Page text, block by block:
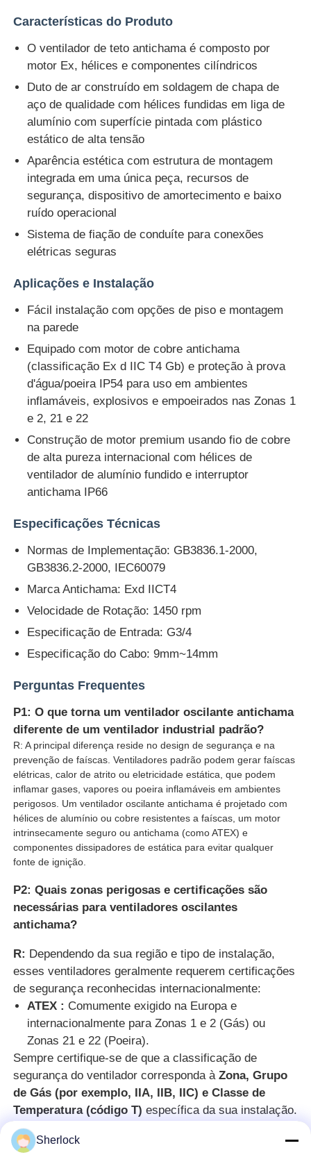
Características do Produto
O ventilador de teto antichama é composto por
motor Ex, hélices e componentes cilíndricos
Duto de ar construído em soldagem de chapa de
aço de qualidade com hélices fundidas em liga de
alumínio com superfície pintada com plástico
estático de alta tensão
Aparência estética com estrutura de montagem
integrada em uma única peça, recursos de
segurança, dispositivo de amortecimento e baixo
ruído operacional
Sistema de fiação de conduíte para conexões
elétricas seguras
Aplicações e Instalação
Fácil instalação com opções de piso e montagem
na parede
Equipado com motor de cobre antichama
(classificação Ex d IIC T4 Gb) e proteção à prova
d'água/poeira IP54 para uso em ambientes
inflamáveis, explosivos e empoeirados nas Zonas 1
e 2, 21 e 22
Construção de motor premium usando fio de cobre
de alta pureza internacional com hélices de
ventilador de alumínio fundido e interruptor
antichama IP66
Especificações Técnicas
Normas de Implementação: GB3836.1-2000,
GB3836.2-2000, IEC60079
Marca Antichama: Exd IICT4
Velocidade de Rotação: 1450 rpm
Especificação de Entrada: G3/4
Especificação do Cabo: 9mm~14mm
Perguntas Frequentes
P1: O que torna um ventilador oscilante antichama
diferente de um ventilador industrial padrão?
R: A principal diferença reside no design de segurança e na
prevenção de faíscas. Ventiladores padrão podem gerar faíscas
elétricas, calor de atrito ou eletricidade estática, que podem
inflamar gases, vapores ou poeira inflamáveis em ambientes
perigosos. Um ventilador oscilante antichama é projetado com
hélices de alumínio ou cobre resistentes a faíscas, um motor
intrinsecamente seguro ou antichama (como ATEX) e
componentes dissipadores de estática para evitar qualquer
fonte de ignição.
P2: Quais zonas perigosas e certificações são
necessárias para ventiladores oscilantes
antichama?
R: Dependendo da sua região e tipo de instalação,
esses ventiladores geralmente requerem certificações
de segurança reconhecidas internacionalmente:
ATEX : Comumente exigido na Europa e
internacionalmente para Zonas 1 e 2 (Gás) ou
Zonas 21 e 22 (Poeira).
Sempre certifique-se de que a classificação de
segurança do ventilador corresponda àZona, Grupo
de Gás (por exemplo, IIA, IIB, IIC) e Classe de
Temperatura (código T) específica da sua instalação.
Vocês podem aceitar colocar meu logotipo no
Sherlock